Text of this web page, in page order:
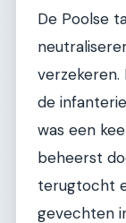
De Poolse
verzekeren.
de
was een
beheerst
terugtocht
gevechten